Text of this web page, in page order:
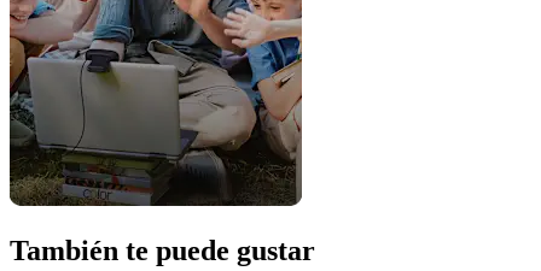
También te puede gustar